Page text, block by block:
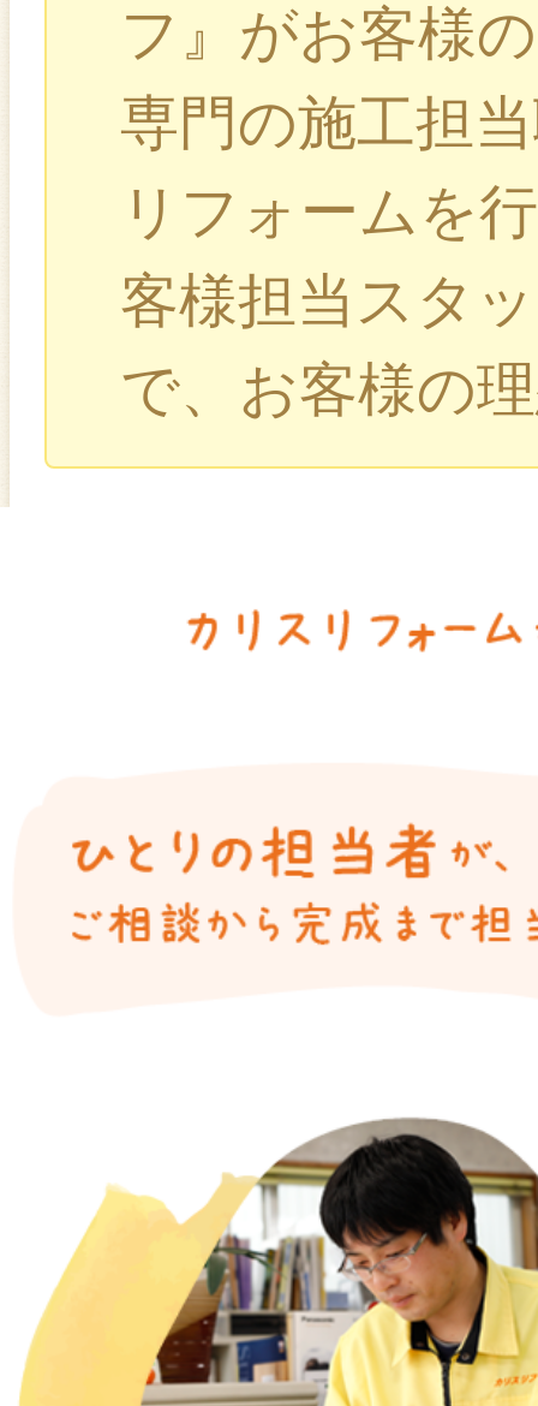
フ』がお客様
専門の施工担
リフォームを
客様担当スタ
で、お客様の